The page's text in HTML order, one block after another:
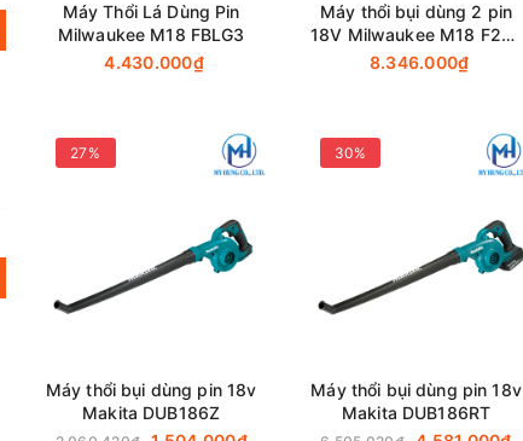
Máy Thổi Lá Dùng Pin
Milwaukee M18 FBLG3
4.430.000₫
Máy thổi bụi dùng 2 pin
18V Milwaukee M18 F2BL
(Thân máy)
8.346.000₫
27%
Máy thổi bụi dùng pin 18v
Makita DUB186Z
30%
Máy thổi bụi dùng pin 18v
Makita DUB186RT